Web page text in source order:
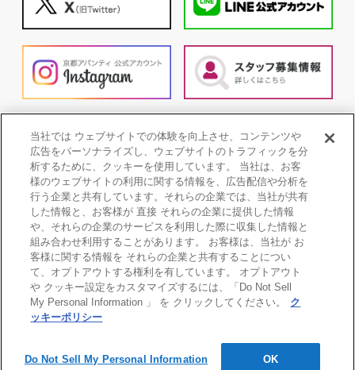
個人情報保護方針
COOKIE POLICY
Copyright©2010-2026 KYOTO AVANTI All Rights Reserved.
当社では ウェブサイトでの体験を向上させ、コンテンツや
広告をパーソナライズし、ウェブサイトのトラフィックを分
析するために、クッキーを使用しています。 当社は、お客
様のウェブサイトの利用に関する情報を、広告配信や分析を
行う企業と共有しています。それらの企業では、当社が共有
した情報と、お客様が 直接 それらの企業に提供した情報
や、それらの企業のサービスを利用した際に収集した情報と
組み合わせ利用することがあります。 お客様は、当社が お
客様に関する情報を それらの企業と共有することについ
て、オプトアウトする権利を有しています。 オプトアウト
や クッキー設定をカスタマイズするには、「Do Not Sell
My Personal Information 」 を クリックしてください。
ク
ッキーポリシー
Do Not Sell My Personal Information OK